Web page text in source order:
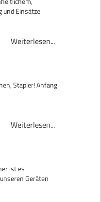
und Einsätze
Weiterlesen...
Stapler! Anfang
Weiterlesen...
ist es
Geräten